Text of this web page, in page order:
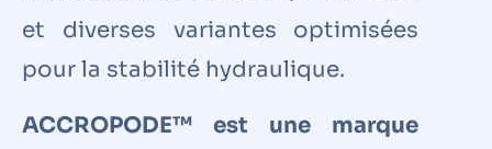
et diverses variantes optimisées
pour la stabilité hydraulique.
ACCROPODE™ est une marque